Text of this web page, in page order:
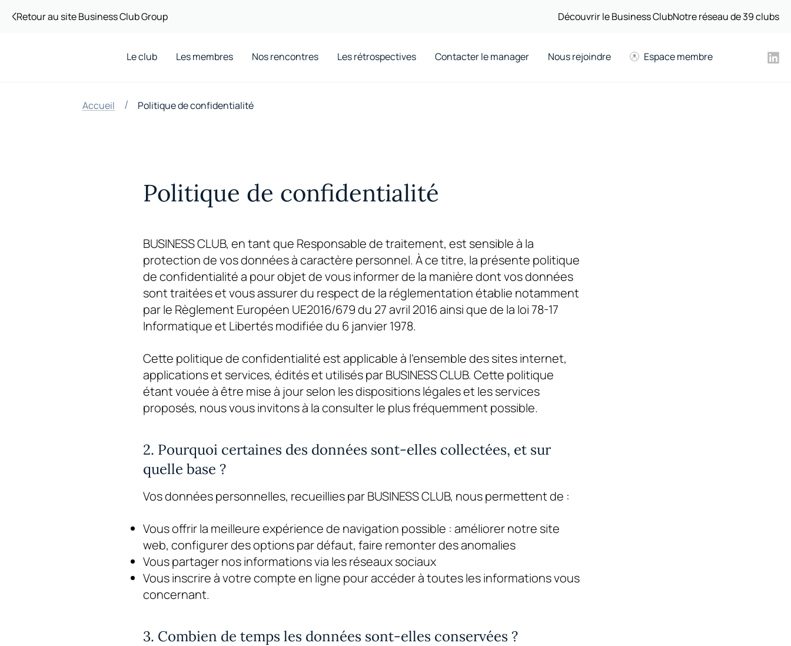
Retour au site Business Club Group Découvrir le Business ClubNotre réseau de 39 clubs
Le club Les membres Nos rencontres Les rétrospectives Contacter le manager Nous rejoindre Espace membre
Accueil / Politique de confidentialité
Politique de confidentialité
BUSINESS CLUB, en tant que Responsable de traitement, est sensible à la
protection de vos données à caractère personnel. À ce titre, la présente politique
de confidentialité a pour objet de vous informer de la manière dont vos données
sont traitées et vous assurer du respect de la réglementation établie notamment
par le Règlement Européen UE2016/679 du 27 avril 2016 ainsi que de la loi 78-17
Informatique et Libertés modifiée du 6 janvier 1978.
Cette politique de confidentialité est applicable à l’ensemble des sites internet,
applications et services, édités et utilisés parBUSINESS CLUB. Cette politique
étant vouée à être mise à jour selon les dispositions légales et les services
proposés, nous vous invitons à la consulter le plus fréquemment possible.
2. Pourquoi certaines des données sont-elles collectées, et sur
quelle base ?
Vos données personnelles, recueillies parBUSINESS CLUB, nous permettent de :
Vous offrir la meilleure expérience de navigation possible : améliorer notre site
web, configurer des options par défaut, faire remonter des anomalies
Vous partager nos informations via les réseaux sociaux
Vous inscrire à votre compte en ligne pour accéder à toutes les informations vous
concernant.
3. Combien de temps les données sont-elles conservées ?